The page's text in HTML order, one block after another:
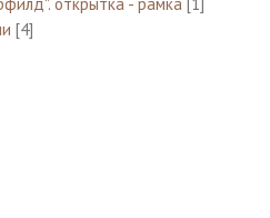
[4]